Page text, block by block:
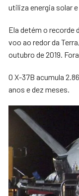
utiliza energia solar
Ela detém o recorde
voo ao redor da
outubro de 2019.
O X-37B acumula
anos e dez meses.